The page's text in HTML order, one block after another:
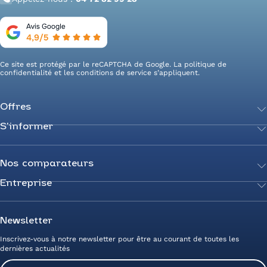
Ce site est protégé par le reCAPTCHA de Google. La politique de
confidentialité et les conditions de service s’appliquent.
Offres
Achetez votre énergie
Transition énergétique
Secteurs d’expertise
Optimisez vos taxes et compteurs
Mix énergie
Efficacité énergétique
Photovoltaïque
Energy Management
S’informer
Actualités
Guides de l’énergie
Livres blancs
Nos comparateurs
Comparateur Électricité
Comparateur Gaz
Prix du Gaz
Entreprise
Nous rejoindre
Devenez Partenaire
Nos agences
Avis clients Alliance des Energies
Contactez-nous
Newsletter
Inscrivez-vous à notre newsletter pour être au courant de toutes les
dernières actualités
Email